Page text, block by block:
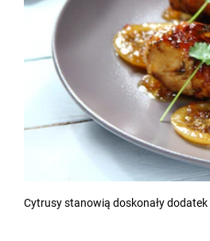
Cytrusy stanowią doskonały